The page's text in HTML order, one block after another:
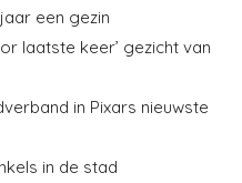
een gezin
laatste keer’ gezicht van
in Pixars nieuwste
in de stad